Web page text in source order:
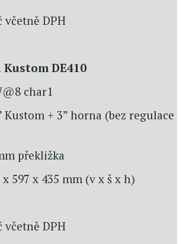
včetně DPH
DE410
char1
Kustom + 3” horna (bez regulace
překližka
597 x 435 mm (v x š x h)
včetně DPH